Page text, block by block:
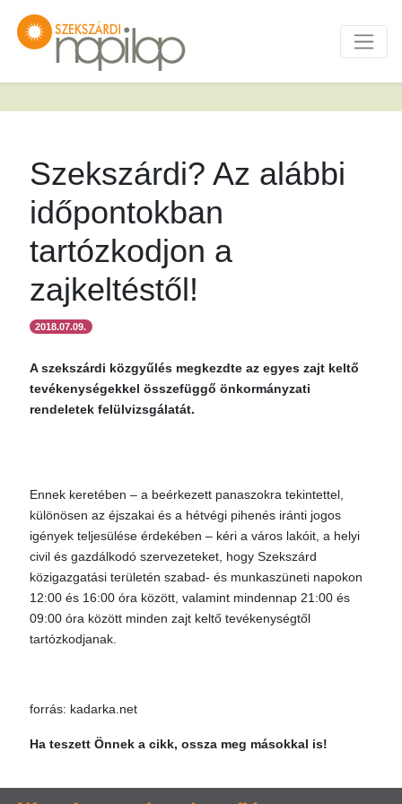
Szekszárdi? Az alábbi
időpontokban
tartózkodjon a
zajkeltéstől!
2018.07.09.
A szekszárdi közgyűlés megkezdte az egyes zajt keltő
tevékenységekkel összefüggő önkormányzati
rendeletek felülvizsgálatát.
Ennek keretében – a beérkezett panaszokra tekintettel,
különösen az éjszakai és a hétvégi pihenés iránti jogos
igények teljesülése érdekében – kéri a város lakóit, a helyi
civil és gazdálkodó szervezeteket, hogy Szekszárd
közigazgatási területén szabad- és munkaszüneti napokon
12:00 és 16:00 óra között, valamint mindennap 21:00 és
09:00 óra között minden zajt keltő tevékenységtől
tartózkodjanak.
forrás: kadarka.net
Ha teszett Önnek a cikk, ossza meg másokkal is!